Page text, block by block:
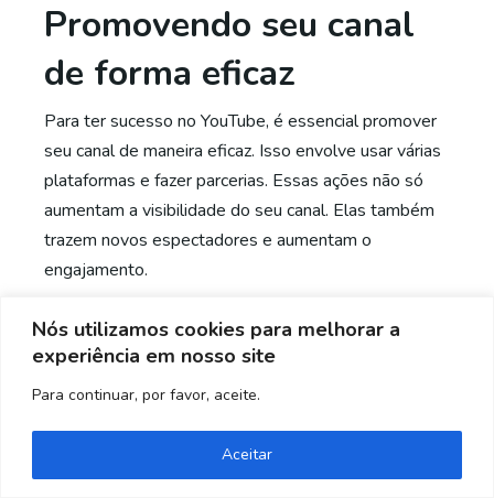
Nós utilizamos cookies para melhorar a
experiência em nosso site
Para continuar, por favor, aceite.
Aceitar
Promovendo seu canal
de forma eficaz
Para ter sucesso no YouTube, é essencial promover
seu canal de maneira eficaz. Isso envolve usar várias
plataformas e fazer parcerias. Essas ações não só
aumentam a visibilidade do seu canal. Elas também
trazem novos espectadores e aumentam o
engajamento.
Redes sociais como aliadas
As redes sociais são ferramentas poderosas para
Facebook,Twitter
outras plataformas, você pode alcançar um público
Precisa de ajuda? Entre em contato!